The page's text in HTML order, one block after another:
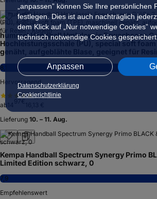
„anpassen” können Sie Ihre persönlichen
festlegen. Dies ist auch nachträglich
dem Klick auf „Nur notwendige Cookies”
technisch notwendige Cookies gespeichert.
Anpassen
Datenschutzerklärung
Cookierichtlinie
hummel Handball Hmlclassic Erwachsene
Hochleistungsschale (PU), special soft foam
genäht, aufgeblähte Blase, geeignet für
8,1
Hervorragend
(331)
ab
Lieferung 10. – 11. Aug.
Kempa Handball Spectrum Synergy Primo
Limited Edition schwarz, 0
7,9
Empfehlenswert